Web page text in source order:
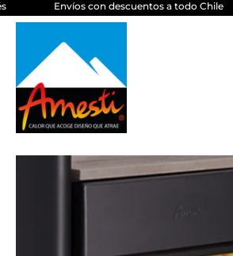
saltar
contenido
Envíos con descuentos a todo Chile